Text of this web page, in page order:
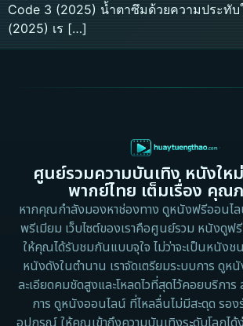
Code 3 (2025) น้ำตาซึมด้วยความประทับ
(2025) เร […]
ศูนย์รวมความบันเทิง หนังให
พากย์ไทย เต็มเรื่อง คุณ
หากคุณกำลังมองหาช่องทาง ดูหนังฟรีออนไ
พรีเมียม เว็บไซต์ของเราคือศูนย์รวม หนังดูฟ
ให้คุณได้รับชมกันแบบจุใจ ไม่ว่าจะเป็นหนังช
หนังดังในตำนาน เราจัดเตรียมระบบการ ดูห
ละเอียดคมชัดสูงและโหลดไวที่สุดไว้คอยบริกา
การ ดูหนังออนไลน์ ที่ไหลลื่นไม่มีสะดุด รอ